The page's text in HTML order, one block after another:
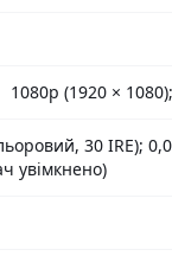
1080p (1920 ×
30 IRE);
увімкнено)